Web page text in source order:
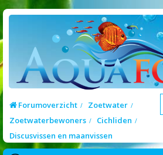
Forumoverzicht
Zoetwater
Zoetwaterbewoners
Cichliden
Discusvissen en maanvissen